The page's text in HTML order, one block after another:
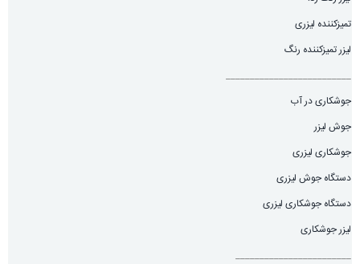
تمیزکننده لیزری
لیزر تمیزکننده رنگ
__________________________
جوشکاری در آب
جوش لیزر
جوشکاری لیزری
دستگاه جوش لیزری
دستگاه جوشکاری لیزری
لیزر جوشکاری
________________________